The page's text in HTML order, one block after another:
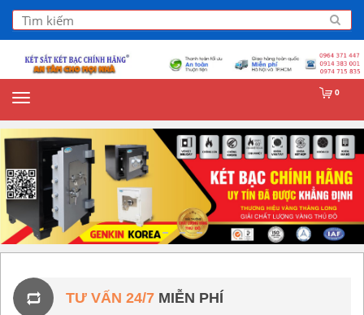
0
TƯ VẤN 24/7 MIỄN PHÍ